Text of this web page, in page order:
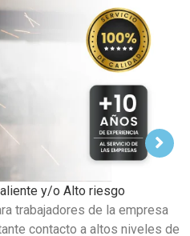
Reincorporación Laboral
que se incorpora a la
alguna incapacidad